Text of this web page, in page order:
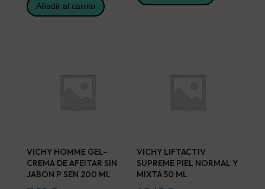
Añadir al carrito
VICHY HOMME GEL-
CREMA DE AFEITAR SIN
JABON P SEN 200 ML
VICHY LIFTACTIV
SUPREME PIEL NORMAL Y
MIXTA 50 ML